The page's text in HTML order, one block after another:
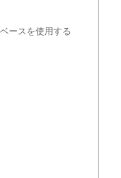
ースを使用する